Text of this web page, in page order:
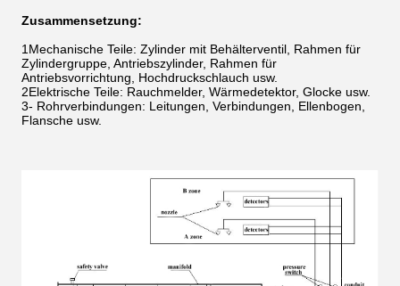
Zusammensetzung:
1Mechanische Teile: Zylinder mit Behälterventil, Rahmen für
Zylindergruppe, Antriebszylinder, Rahmen für
Antriebsvorrichtung, Hochdruckschlauch usw.
2Elektrische Teile: Rauchmelder, Wärmedetektor, Glocke usw.
3- Rohrverbindungen: Leitungen, Verbindungen, Ellenbogen,
Flansche usw.